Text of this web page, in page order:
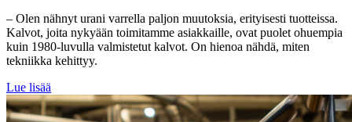
– Olen nähnyt urani varrella paljon muutoksia, erityisesti tuotteissa.
Kalvot, joita nykyään toimitamme asiakkaille, ovat puolet ohuempia
kuin 1980-luvulla valmistetut kalvot. On hienoa nähdä, miten
tekniikka kehittyy.
Lue lisää